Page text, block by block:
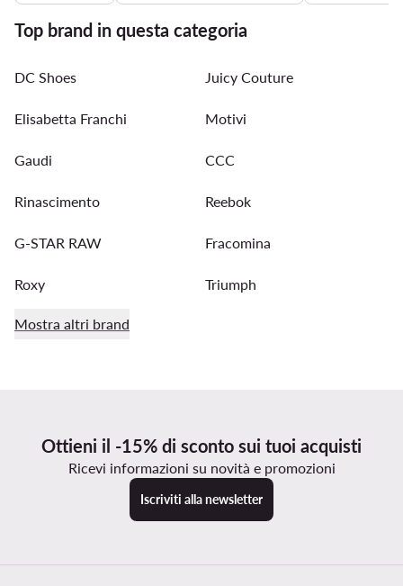
Top brand in questa categoria
DC Shoes Juicy Couture
Elisabetta Franchi Motivi
Gaudi CCC
Rinascimento Reebok
G-STAR RAW Fracomina
Roxy Triumph
Mostra altri brand
Ottieni il -15% di sconto sui tuoi acquisti
Ricevi informazioni su novità e promozioni
Iscriviti alla newsletter